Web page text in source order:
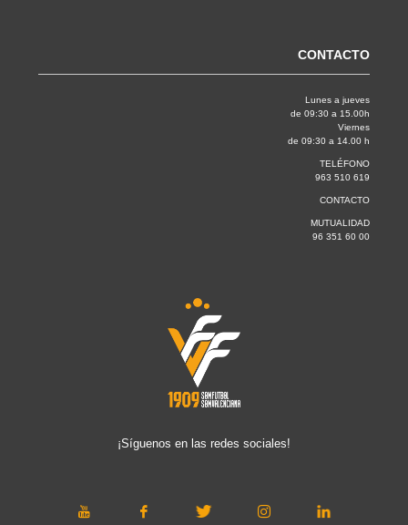
CONTACTO
Lunes a jueves
de 09:30 a 15.00h
Viernes
de 09:30 a 14.00 h
TELÉFONO
963 510 619
CONTACTO
MUTUALIDAD
96 351 60 00
¡Síguenos en las redes sociales!